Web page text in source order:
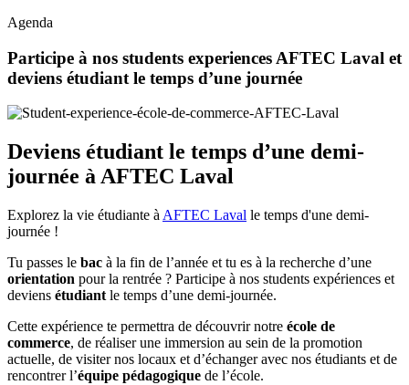
Agenda
Participe à nos students experiences AFTEC Laval et
deviens étudiant le temps d’une journée
Deviens étudiant le temps d’une demi-
journée à AFTEC Laval
Explorez la vie étudiante à AFTEC Laval le temps d'une demi-
journée !
Tu passes le bac à la fin de l’année et tu es à la recherche d’une
orientation pour la rentrée ? Participe à nos students expériences et
deviens étudiant le temps d’une demi-journée.
Cette expérience te permettra de découvrir notre école de
commerce, de réaliser une immersion au sein de la promotion
actuelle, de visiter nos locaux et d’échanger avec nos étudiants et de
rencontrer l’équipe pédagogique de l’école.